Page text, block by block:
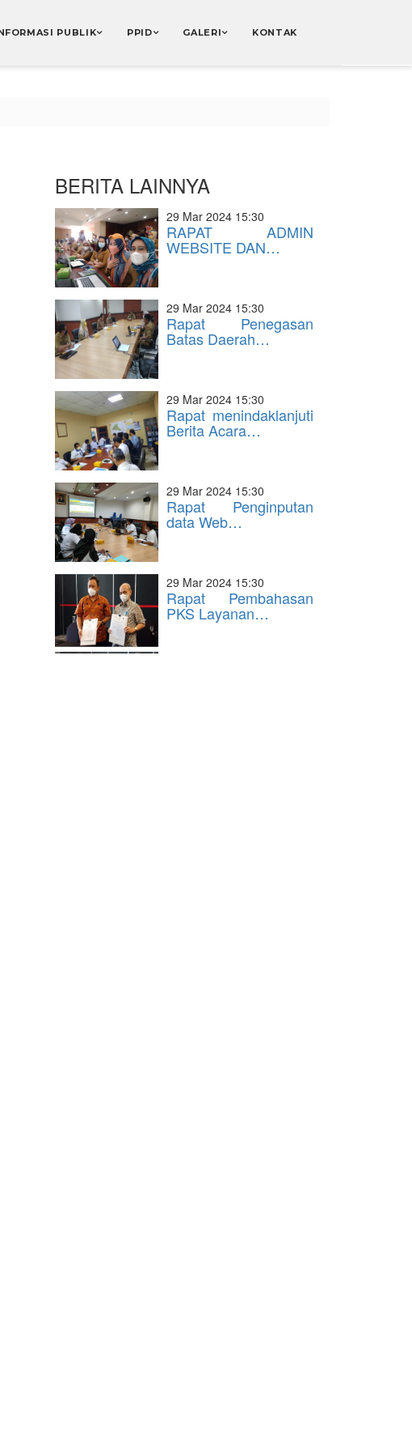
PUBLIK PPID GALERI KONTAK
BERITA LAINNYA
29 Mar 2024 15:30
RAPAT ADMIN
WEBSITE DAN…
29 Mar 2024 15:30
Rapat Penegasan
Batas Daerah…
29 Mar 2024 15:30
Rapat menindaklanjuti
Berita Acara…
29 Mar 2024 15:30
Rapat Penginputan
data Web…
29 Mar 2024 15:30
Rapat Pembahasan
PKS Layanan…